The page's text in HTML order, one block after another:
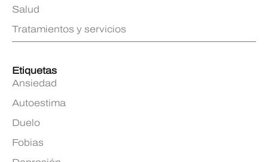
Salud
Tratamientos y servicios
Etiquetas
Ansiedad
Autoestima
Duelo
Fobias